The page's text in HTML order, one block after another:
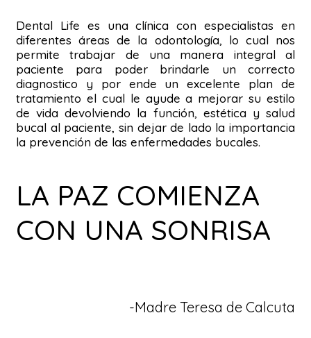
Dental Life es una clínica con especialistas en
diferentes áreas de la odontología, lo cual nos
permite trabajar de una manera integral al
paciente para poder brindarle un correcto
diagnostico y por ende un excelente plan de
tratamiento el cual le ayude a mejorar su estilo
de vida devolviendo la función, estética y salud
bucal al paciente, sin dejar de lado la importancia
la prevención de las enfermedades bucales.
LA PAZ COMIENZA
CON UNA SONRISA
-Madre Teresa de Calcuta